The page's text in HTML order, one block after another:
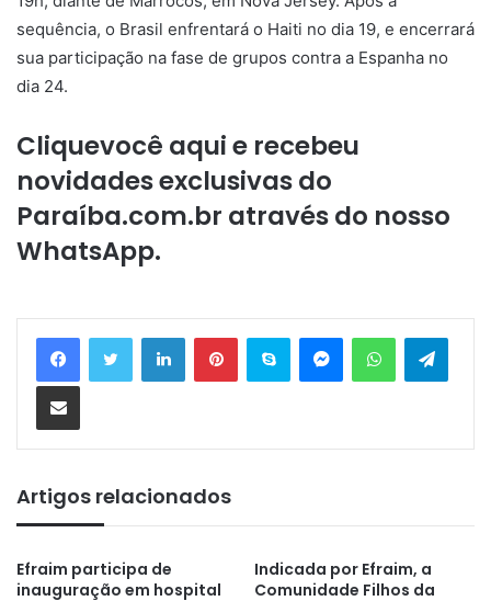
sequência, o Brasil enfrentará o Haiti no dia 19, e encerrará
sua participação na fase de grupos contra a Espanha no
dia 24.
Cliquevocê aquie recebeu
novidades exclusivas do
Paraíba.com.br através do nosso
WhatsApp.
Artigos relacionados
Efraim participa de
inauguração em hospital
Indicada por Efraim, a
Comunidade Filhos da